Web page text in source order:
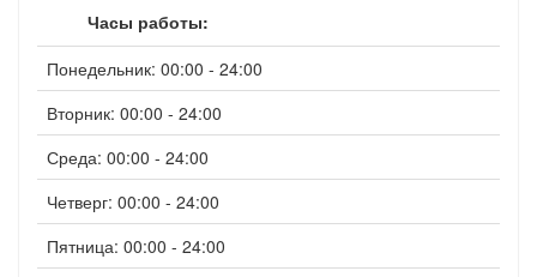
Часы работы:
Понедельник: 00:00 - 24:00
Вторник: 00:00 - 24:00
Среда: 00:00 - 24:00
Четверг: 00:00 - 24:00
Пятница: 00:00 - 24:00